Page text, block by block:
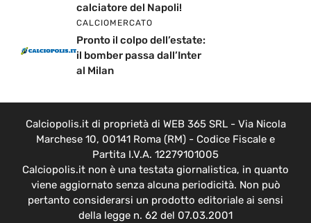
calciatore del Napoli!
CALCIOMERCATO
Pronto il colpo dell’estate:
il bomber passa dall’Inter
al Milan
Calciopolis.it di proprietà di WEB 365 SRL - Via Nicola
Marchese 10, 00141 Roma (RM) - Codice Fiscale e
Partita I.V.A. 12279101005
Calciopolis.it non è una testata giornalistica, in quanto
viene aggiornato senza alcuna periodicità. Non può
pertanto considerarsi un prodotto editoriale ai sensi
della legge n. 62 del 07.03.2001